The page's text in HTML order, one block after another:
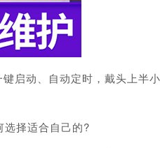
启动、自动定时，戴头上半
择适合自己的?